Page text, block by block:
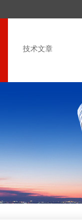
技术文章